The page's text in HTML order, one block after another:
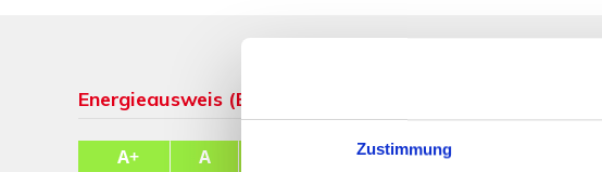
Zustimmung
Energieausweis (Bedarfsausweis)